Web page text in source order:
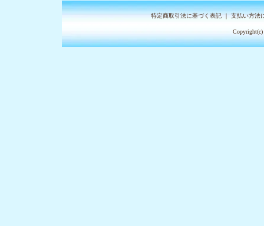
特定商取引法に基づく表記｜支払い方法